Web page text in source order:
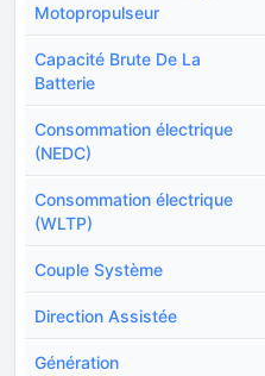
Motopropulseur
Capacité Brute De La
Batterie
Consommation électrique
(NEDC)
Consommation électrique
(WLTP)
Couple Système
Direction Assistée
Génération